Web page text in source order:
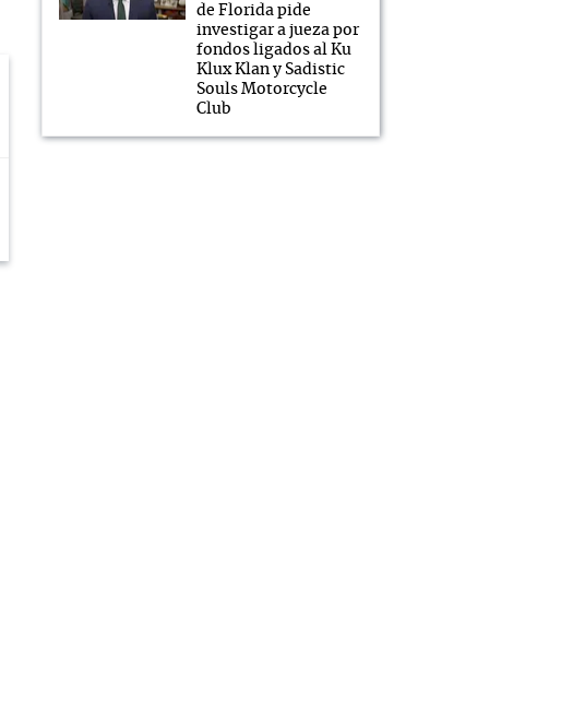
de Florida pide
investigar a jueza por
fondos ligados al Ku
Klux Klan y Sadistic
Souls Motorcycle
Club